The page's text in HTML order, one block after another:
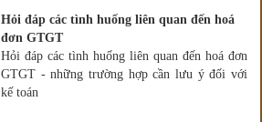
Hỏi đáp các tình huống liên quan đến hoá
đơn GTGT
Hỏi đáp các tình huống liên quan đến hoá đơn
GTGT - những trường hợp cần lưu ý đối với
kế toán